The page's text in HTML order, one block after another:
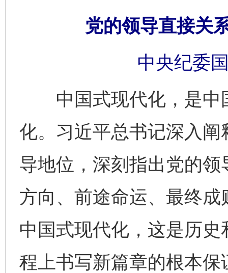
党的领导直接关
中央纪委
中国式现代化，是中
化。习近平总书记深入
导地位，深刻指出党的
方向、前途命运、最终
中国式现代化，这是历
程上书写新篇章的根本保